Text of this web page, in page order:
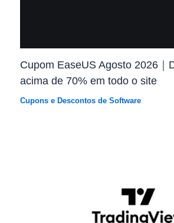
Cupom EaseUS Agosto 2026｜
acima de 70% em todo o site
Cupons e Descontos de Software